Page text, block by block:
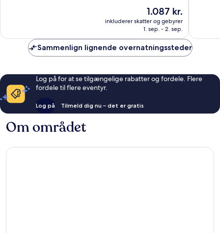
anmeldelser
Prisen
er
1.087 kr.
1.087 kr.
inkluderer skatter og gebyrer
1. sep. - 2. sep.
Sammenlign lignende overnatningssteder
Log på for at se tilgængelige rabatter og fordele. Flere
fordele til flere eventyr.
Log på Tilmeld dig nu – det er gratis
Om området